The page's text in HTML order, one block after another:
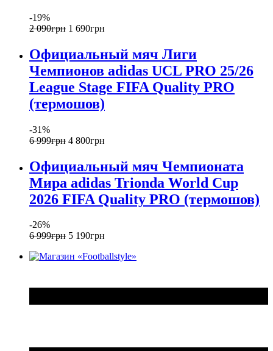
-19%
2 090грн 1 690грн
Официальный мяч Лиги
Чемпионов adidas UCL PRO 25/26
League Stage FIFA Quality PRO
(термошов)
-31%
6 999грн 4 800грн
Официальный мяч Чемпионата
Мира adidas Trionda World Cup
2026 FIFA Quality PRO (термошов)
-26%
6 999грн 5 190грн